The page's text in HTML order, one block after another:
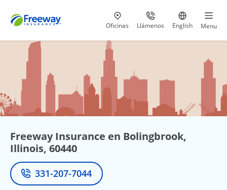
Visita nuestras
Oficinas Llámenos
al 800-441-5533
Ir al sitio
English Menu
Freeway Insurance en Bolingbrook,
Illinois, 60440
Teléfono
331-207-7044